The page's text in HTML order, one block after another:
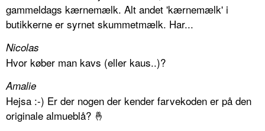
gammeldags kærnemælk. Alt andet 'kærnemælk' i
butikkerne er syrnet skummetmælk. Har...
Nicolas
Hvor køber man kavs (eller kaus..)?
Amalie
Hejsa :-) Er der nogen der kender farvekoden er på den
originale almueblå? 🤞